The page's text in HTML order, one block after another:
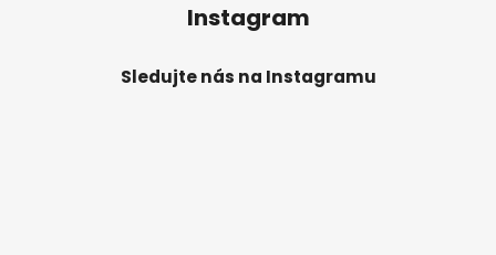
Instagram
Sledujte nás na Instagramu